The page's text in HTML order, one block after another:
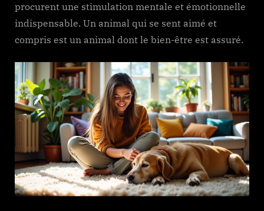
procurent une stimulation mentale et émotionnelle
indispensable. Un animal qui se sent aimé et
compris est un animal dont le bien-être est assuré.